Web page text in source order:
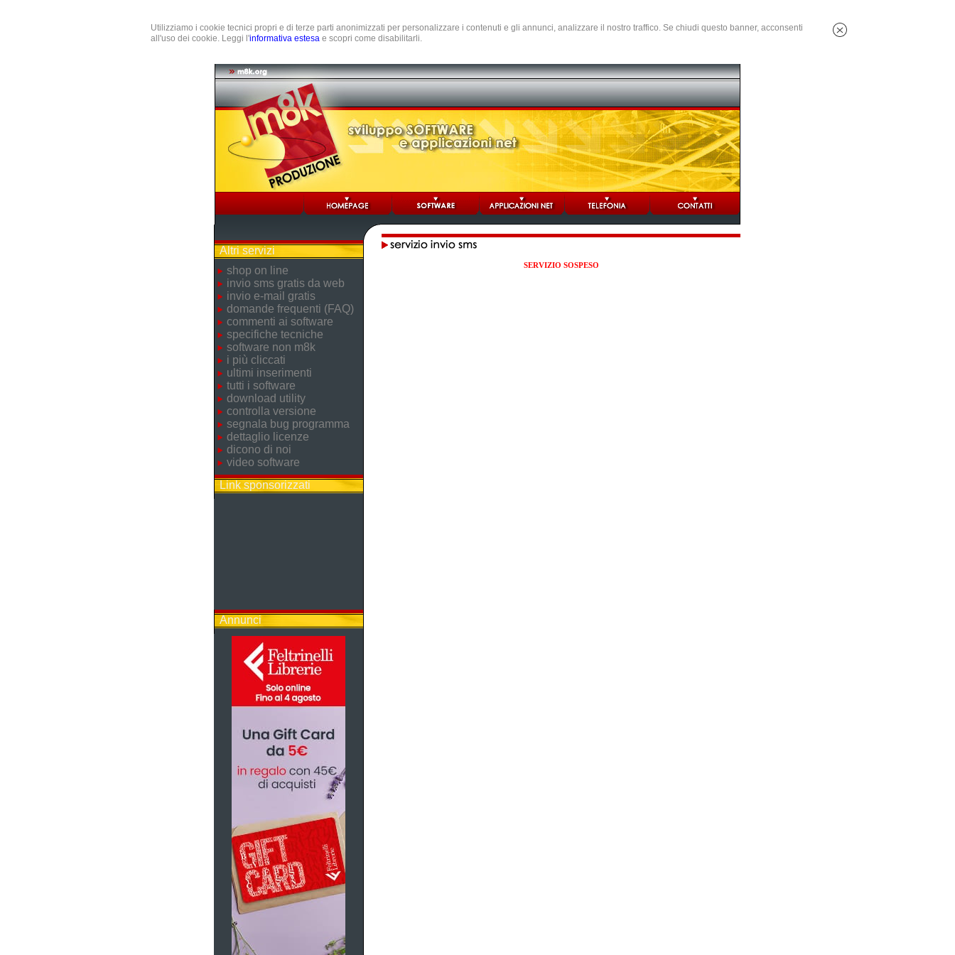
Utilizziamo i cookie tecnici propri e di terze parti anonimizzati per personalizzare i contenuti e gli annunci, analizzare il nostro traffico. Se chiudi questo banner, acconsenti
all'uso dei cookie. Leggi l'informativa estesa e scopri come disabilitarli.
Altri servizi
shop on line
invio sms gratis da web
invio e-mail gratis
domande frequenti (FAQ)
commenti ai software
specifiche tecniche
software non m8k
i più cliccati
ultimi inserimenti
tutti i software
download utility
controlla versione
segnala bug programma
dettaglio licenze
dicono di noi
video software
Link sponsorizzati
Annunci
SERVIZIO SOSPESO